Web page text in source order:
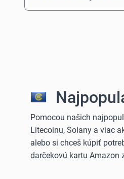
Pomocou našich
Litecoinu, Solany a viac
alebo si chceš kúpiť
darčekovú kartu Amazon